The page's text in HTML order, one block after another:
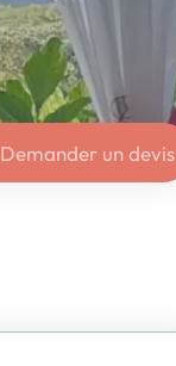
Demander un devis